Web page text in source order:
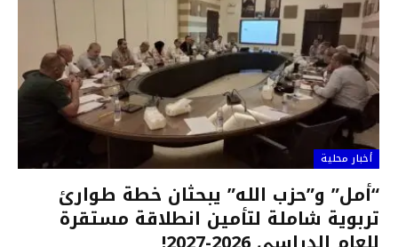
أخبار محلية
“أمل” و”حزب الله” يبحثان خطة طوارئ
تربوية شاملة لتأمين انطلاقة مستقرة